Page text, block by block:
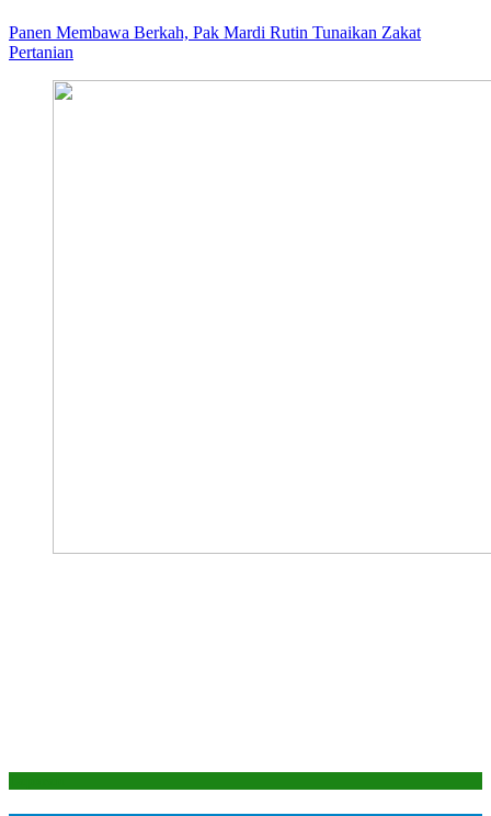
Panen Membawa Berkah, Pak Mardi Rutin Tunaikan Zakat
Pertanian